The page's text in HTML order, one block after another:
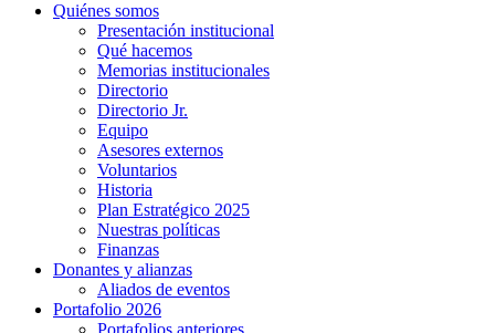
Quiénes somos
Presentación institucional
Qué hacemos
Memorias institucionales
Directorio
Directorio Jr.
Equipo
Asesores externos
Voluntarios
Historia
Plan Estratégico 2025
Nuestras políticas
Finanzas
Donantes y alianzas
Aliados de eventos
Portafolio 2026
Portafolios anteriores